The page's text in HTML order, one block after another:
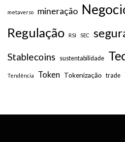
metaverso mineração
Regulação RSI SEC
Stablecoins sustentabilidade
Tendência Token Tokenização trade